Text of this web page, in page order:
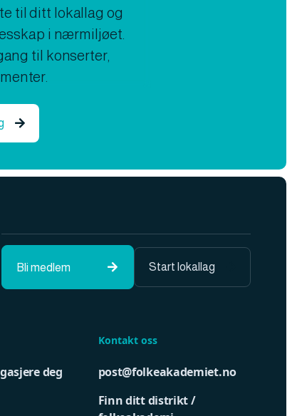
til ditt lokallag og
i nærmiljøet.
til konserter,

Bli medlem  Start lokallag
deg
Kontakt oss
post@folkeakademiet.no
Finn ditt distrikt /